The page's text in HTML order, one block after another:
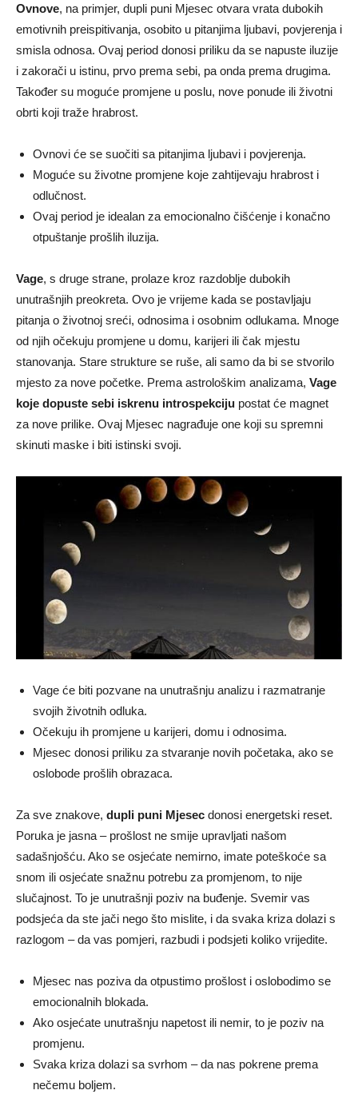
Ovnove, na primjer, dupli puni Mjesec otvara vrata dubokih
emotivnih preispitivanja, osobito u pitanjima ljubavi, povjerenja i
smisla odnosa. Ovaj period donosi priliku da se napuste iluzije
i zakorači u istinu, prvo prema sebi, pa onda prema drugima.
Također su moguće promjene u poslu, nove ponude ili životni
obrti koji traže hrabrost.
Ovnovi će se suočiti sa pitanjima ljubavi i povjerenja.
Moguće su životne promjene koje zahtijevaju hrabrost i
odlučnost.
Ovaj period je idealan za emocionalno čišćenje i konačno
otpuštanje prošlih iluzija.
Vage, s druge strane, prolaze kroz razdoblje dubokih
unutrašnjih preokreta. Ovo je vrijeme kada se postavljaju
pitanja o životnoj sreći, odnosima i osobnim odlukama. Mnoge
od njih očekuju promjene u domu, karijeri ili čak mjestu
stanovanja. Stare strukture se ruše, ali samo da bi se stvorilo
mjesto za nove početke. Prema astrološkim analizama, Vage
koje dopuste sebi iskrenu introspekciju postat će magnet
za nove prilike. Ovaj Mjesec nagrađuje one koji su spremni
skinuti maske i biti istinski svoji.
Vage će biti pozvane na unutrašnju analizu i razmatranje
svojih životnih odluka.
Očekuju ih promjene u karijeri, domu i odnosima.
Mjesec donosi priliku za stvaranje novih početaka, ako se
oslobode prošlih obrazaca.
Za sve znakove, dupli puni Mjesec donosi energetski reset.
Poruka je jasna – prošlost ne smije upravljati našom
sadašnjošću. Ako se osjećate nemirno, imate poteškoće sa
snom ili osjećate snažnu potrebu za promjenom, to nije
slučajnost. To je unutrašnji poziv na buđenje. Svemir vas
podsjeća da ste jači nego što mislite, i da svaka kriza dolazi s
razlogom – da vas pomjeri, razbudi i podsjeti koliko vrijedite.
Mjesec nas poziva da otpustimo prošlost i oslobodimo se
emocionalnih blokada.
Ako osjećate unutrašnju napetost ili nemir, to je poziv na
promjenu.
Svaka kriza dolazi sa svrhom – da nas pokrene prema
nečemu boljem.